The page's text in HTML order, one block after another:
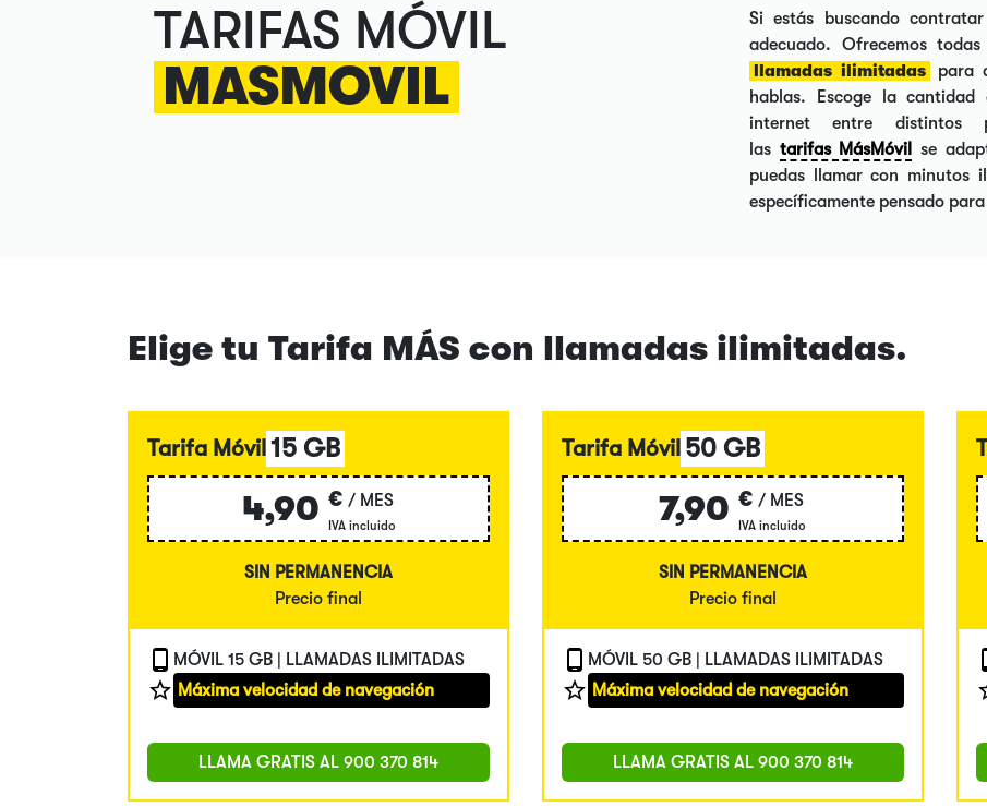
TARIFAS MÓVIL
MASMOVIL
Si estás buscando
adecuado. Ofrecemos
llamadas ilimitadas
para
hablas. Escoge la
internet entre
las tarifas MásMóvil
se
puedas llamar con minutos
específicamente pensado
Elige tu Tarifa MÁS con llamadas ilimitadas.
Tarifa Móvil 15 GB
4,90 € / MES
IVA incluido
SIN PERMANENCIA
Precio final
MÓVIL 15 GB | LLAMADAS ILIMITADAS
Máxima velocidad de navegación
LLAMA GRATIS AL 900 370 814
Tarifa Móvil 50 GB
7,90 € / MES
IVA incluido
SIN PERMANENCIA
Precio final
MÓVIL 50 GB | LLAMADAS ILIMITADAS
Máxima velocidad de navegación
LLAMA GRATIS AL 900 370 814